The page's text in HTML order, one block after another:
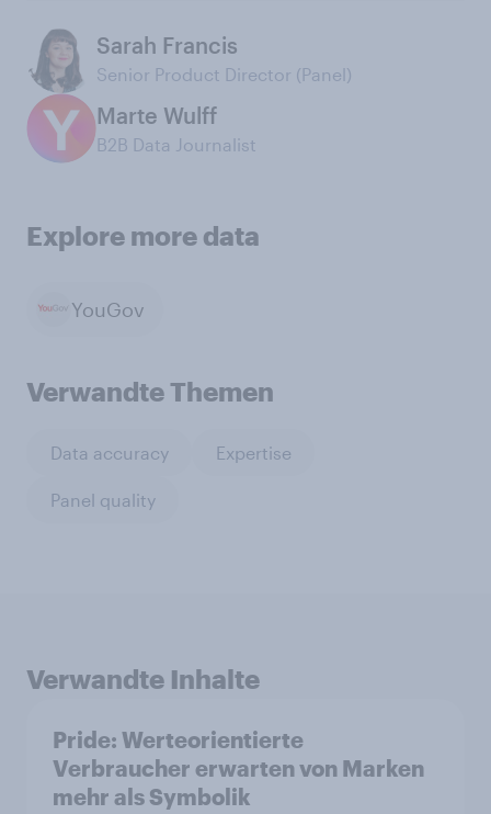
Sarah Francis
Senior Product Director (Panel)
Marte Wulff
B2B Data Journalist
Explore more data
YouGov
Verwandte Themen
Data accuracy Expertise
Panel quality
Verwandte Inhalte
Pride: Werteorientierte
Verbraucher erwarten von Marken
mehr als Symbolik